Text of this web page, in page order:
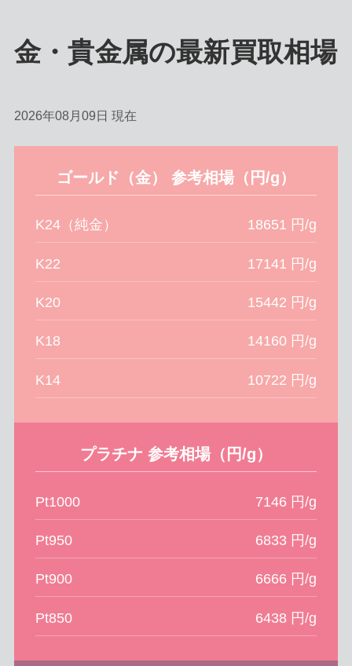
金・貴金属の最新買取相場
2026年08月09日 現在
ゴールド（金） 参考相場（円/g）
K24（純金） 18651 円/g
K22 17141 円/g
K20 15442 円/g
K18 14160 円/g
K14 10722 円/g
プラチナ 参考相場（円/g）
Pt1000 7146 円/g
Pt950 6833 円/g
Pt900 6666 円/g
Pt850 6438 円/g